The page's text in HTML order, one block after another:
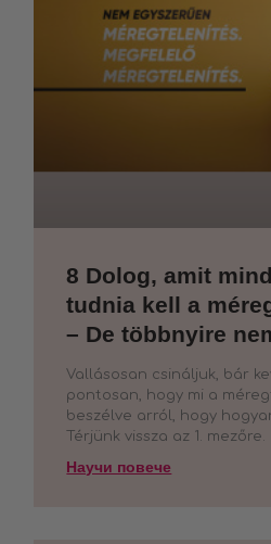
8 Dolog, amit
tudnia kell a
– De többnyire
Vallásosan csináljuk, bár
pontosan, hogy mi a
beszélve arról, hogy
Térjünk vissza az 1. mezőre.
Научи повече